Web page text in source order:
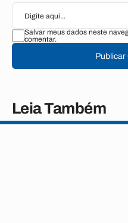
Salvar meus dados neste
comentar.
Publicar
Leia Também